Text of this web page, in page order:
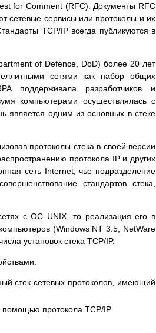
for Comment (RFC). Документы RFC
сетевые сервисы или протоколы и их
TCP/IP всегда публикуются в
of Defence, DoD) более 20 лет
сетями как набор общих
поддерживала разработчиков и
компьютерами осуществлялась с
является одним из основных в стеке
протоколы стека в своей версии
протокола IP и других
сеть Internet, чье подразделение
стандартов стека,
с ОС UNIX, то реализация его в
(Windows NT 3.5, NetWare
установок стека TCP/IP.
стек сетевых протоколов, имеющий
помощью протокола TCP/IP.